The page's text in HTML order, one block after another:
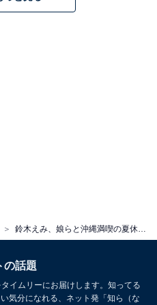
の話題
イムリーにお届けします。知ってる
気分になれる、ネット発「知ら（な